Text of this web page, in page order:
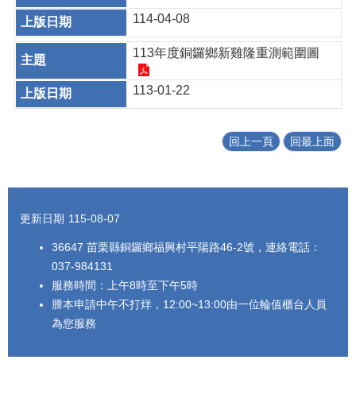
114-04-08
113年度銅鑼鄉新雞隆重測範圍圖
113-01-22
回上一頁 回最上面
:::
更新日期 115-08-07
36647 苗栗縣銅鑼鄉福興村平陽路46-2號，連絡電話：
037-984131
服務時間：上午8時至下午5時
謄本申請中午不打烊，12:00~13:00由一位輪值櫃台人員
為您服務